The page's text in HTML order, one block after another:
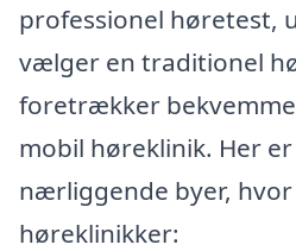
professionel høretest,
vælger en traditionel
foretrækker
mobil høreklinik. Her
nærliggende byer,
høreklinikker: